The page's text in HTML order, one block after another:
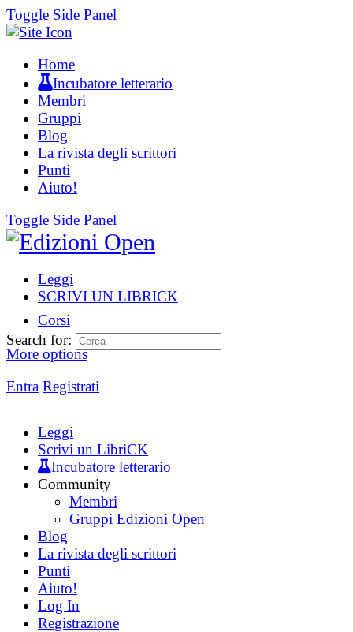
Toggle Side Panel
Home
Incubatore letterario
Membri
Gruppi
Blog
La rivista degli scrittori
Punti
Aiuto!
Toggle Side Panel
Leggi
SCRIVI UN LIBRICK
Corsi
More options
Entra Registrati
Search for:
Leggi
Scrivi un LibriCK
Incubatore letterario
Community
Membri
Gruppi Edizioni Open
Blog
La rivista degli scrittori
Punti
Aiuto!
Log In
Registrazione